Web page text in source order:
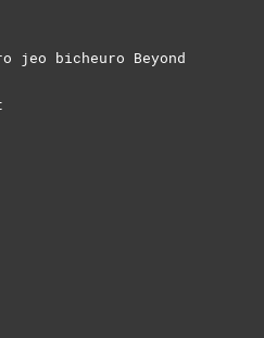
jeo bicheuro Beyond